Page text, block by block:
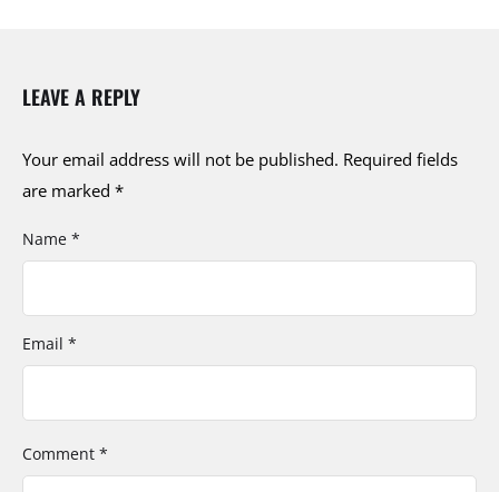
LEAVE A REPLY
Your email address will not be published. Required fields
are marked *
Comment *
Name *
Email *